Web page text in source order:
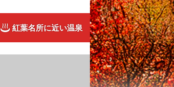
紅葉名所に近い温泉